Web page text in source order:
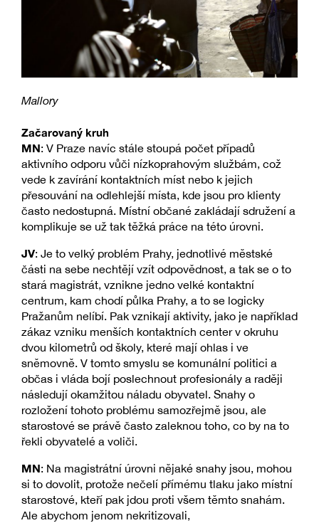
Mallory
Začarovaný kruh
MN: V Praze navíc stále stoupá počet případů
aktivního odporu vůči nízkoprahovým službám, což
vede k zavírání kontaktních míst nebo k jejich
přesouvání na odlehlejší místa, kde jsou pro klienty
často nedostupná. Místní občané zakládají sdružení a
komplikuje se už tak těžká práce na této úrovni.
JV: Je to velký problém Prahy, jednotlivé městské
části na sebe nechtějí vzít odpovědnost, a tak se o to
stará magistrát, vznikne jedno velké kontaktní
centrum, kam chodí půlka Prahy, a to se logicky
Pražanům nelíbí. Pak vznikají aktivity, jako je například
zákaz vzniku menších kontaktních center v okruhu
dvou kilometrů od školy, které mají ohlas i ve
sněmovně. V tomto smyslu se komunální politici a
občas i vláda bojí poslechnout profesionály a raději
následují okamžitou náladu obyvatel. Snahy o
rozložení tohoto problému samozřejmě jsou, ale
starostové se právě často zaleknou toho, co by na to
řekli obyvatelé a voliči.
MN: Na magistrátní úrovni nějaké snahy jsou, mohou
si to dovolit, protože nečelí přímému tlaku jako místní
starostové, kteří pak jdou proti všem těmto snahám.
Ale abychom jenom nekritizovali,